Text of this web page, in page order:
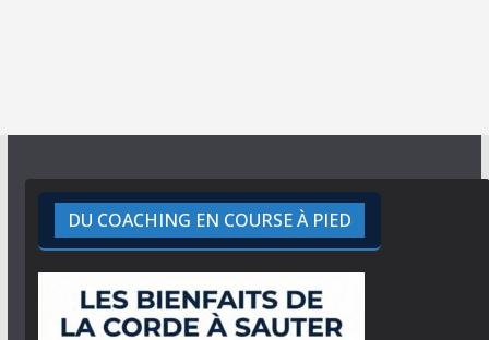
DU COACHING EN COURSE À PIED